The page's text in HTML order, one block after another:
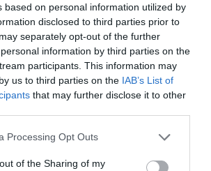
based on personal information utilized by
disclosed to third parties prior to
separately opt-out of the further
information by third parties on the
participants. This information may
us to third parties on the IAB’s List of
that may further disclose it to other
website/app uses one or more Google
or usage behaviour. You may click to
Processing Opt Outs
of the Sharing of my
F-16 «συνεπλάκησαν» με
στο Αιγαίο